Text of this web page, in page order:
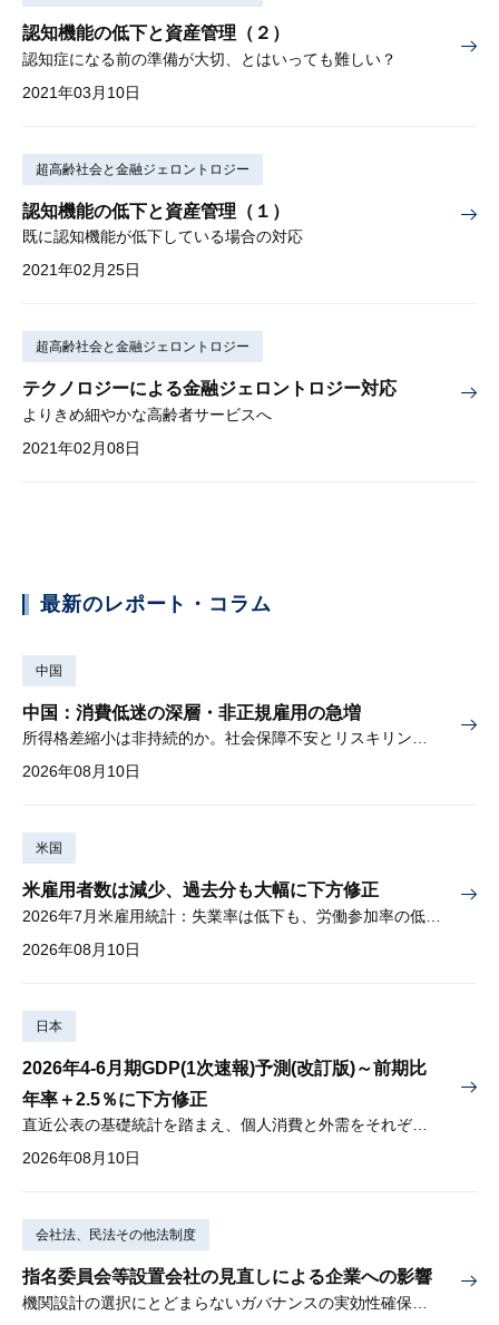
認知機能の低下と資産管理（２）
認知症になる前の準備が大切、とはいっても難しい？
2021年03月10日
超高齢社会と金融ジェロントロジー
認知機能の低下と資産管理（１）
既に認知機能が低下している場合の対応
2021年02月25日
超高齢社会と金融ジェロントロジー
テクノロジーによる金融ジェロントロジー対応
よりきめ細やかな高齢者サービスへ
2021年02月08日
最新のレポート・コラム
中国
中国：消費低迷の深層・非正規雇用の急増
所得格差縮小は非持続的か。社会保障不安とリスキリングの難しさ
2026年08月10日
米国
米雇用者数は減少、過去分も大幅に下方修正
2026年08月10日
日本
2026年4-6月期GDP(1次速報)予測(改訂版)～前期比
年率＋2.5％に下方修正
直近公表の基礎統計を踏まえ、個人消費と外需をそれぞれ下方修正
2026年08月10日
会社法、民法その他法制度
指名委員会等設置会社の見直しによる企業への影響